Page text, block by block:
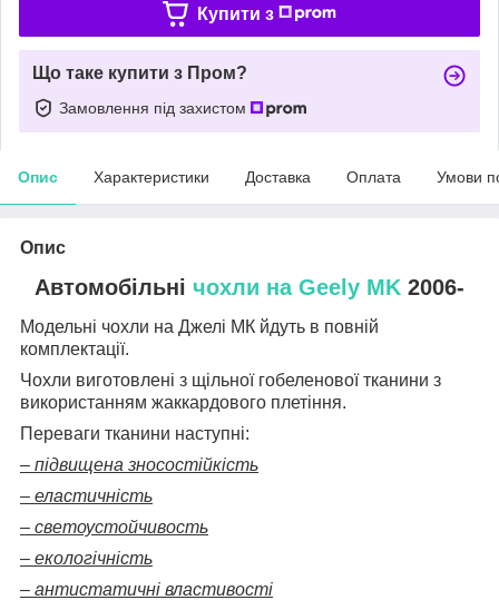
Купити з
Що таке купити з Пром?
Замовлення під захистом
Опис Характеристики Доставка Оплата Умови
Опис
Автомобільні чохли на Geely MK 2006-
Модельні чохли на Джелі МК йдуть в повній
комплектації.
Чохли виготовлені з щільної гобеленової тканини з
використанням жаккардового плетіння.
Переваги тканини наступні:
– підвищена зносостійкість
– еластичність
– светоустойчивость
– екологічність
– антистатичні властивості